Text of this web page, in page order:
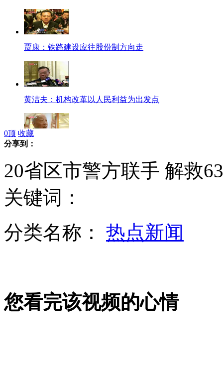
贾康：铁路建设应往股份制方向走
黄洁夫：机构改革以人民利益为出发点
李肇星谈机构改革：行动胜过纲领
0顶 收藏
分享到：
20省区市警方联手 解救
关键词：
分类名称： 热点新闻
您看完该视频的心情